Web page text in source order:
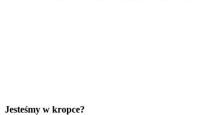
Jesteśmy w kropce?